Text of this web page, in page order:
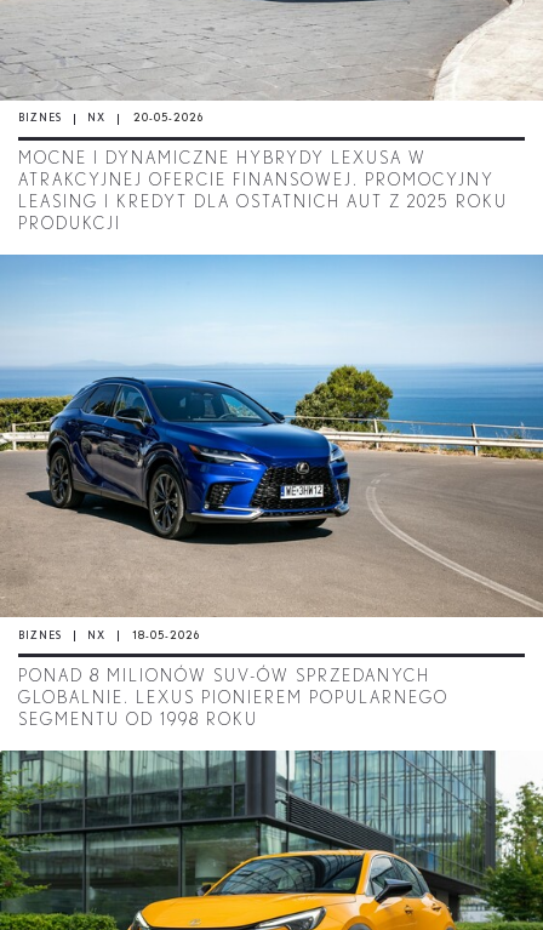
BIZNES NX 20-05-2026
MOCNE I DYNAMICZNE HYBRYDY LEXUSA W
ATRAKCYJNEJ OFERCIE FINANSOWEJ. PROMOCYJNY
LEASING I KREDYT DLA OSTATNICH AUT Z 2025 ROKU
PRODUKCJI
BIZNES NX 18-05-2026
PONAD 8 MILIONÓW SUV-ÓW SPRZEDANYCH
GLOBALNIE. LEXUS PIONIEREM POPULARNEGO
SEGMENTU OD 1998 ROKU